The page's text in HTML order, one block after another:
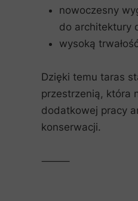
nowoczesny
do architektury
wysoką
Dzięki temu taras
przestrzenią, która
dodatkowej pracy
konserwacji.
⸻